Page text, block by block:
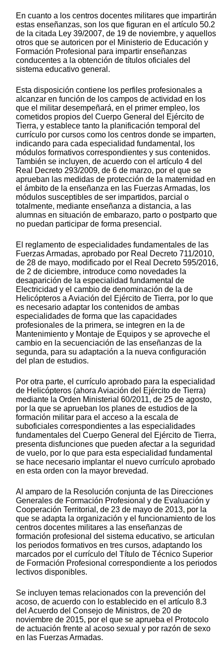
En cuanto a los centros docentes militares que impartirán
estas enseñanzas, son los que figuran en el artículo 50.2
de la citada Ley 39/2007, de 19 de noviembre, y aquellos
otros que se autoricen por el Ministerio de Educación y
Formación Profesional para impartir enseñanzas
conducentes a la obtención de títulos oficiales del
sistema educativo general.
Esta disposición contiene los perfiles profesionales a
alcanzar en función de los campos de actividad en los
que el militar desempeñará, en el primer empleo, los
cometidos propios del Cuerpo General del Ejército de
Tierra, y establece tanto la planificación temporal del
currículo por cursos como los centros donde se imparten,
indicando para cada especialidad fundamental, los
módulos formativos correspondientes y sus contenidos.
También se incluyen, de acuerdo con el artículo 4 del
Real Decreto 293/2009, de 6 de marzo, por el que se
aprueban las medidas de protección de la maternidad en
el ámbito de la enseñanza en las Fuerzas Armadas, los
módulos susceptibles de ser impartidos, parcial o
totalmente, mediante enseñanza a distancia, a las
alumnas en situación de embarazo, parto o postparto que
no puedan participar de forma presencial.
El reglamento de especialidades fundamentales de las
Fuerzas Armadas, aprobado por Real Decreto 711/2010,
de 28 de mayo, modificado por el Real Decreto 595/2016,
de 2 de diciembre, introduce como novedades la
desaparición de la especialidad fundamental de
Electricidad y el cambio de denominación de la de
Helicópteros a Aviación del Ejército de Tierra, por lo que
es necesario adaptar los contenidos de ambas
especialidades de forma que las capacidades
profesionales de la primera, se integren en la de
Mantenimiento y Montaje de Equipos y se aproveche el
cambio en la secuenciación de las enseñanzas de la
segunda, para su adaptación a la nueva configuración
del plan de estudios.
Por otra parte, el currículo aprobado para la especialidad
de Helicópteros (ahora Aviación del Ejército de Tierra)
mediante la Orden Ministerial 60/2011, de 25 de agosto,
por la que se aprueban los planes de estudios de la
formación militar para el acceso a la escala de
suboficiales correspondientes a las especialidades
fundamentales del Cuerpo General del Ejército de Tierra,
presenta disfunciones que pueden afectar a la seguridad
de vuelo, por lo que para esta especialidad fundamental
se hace necesario implantar el nuevo currículo aprobado
en esta orden con la mayor brevedad.
Al amparo de la Resolución conjunta de las Direcciones
Generales de Formación Profesional y de Evaluación y
Cooperación Territorial, de 23 de mayo de 2013, por la
que se adapta la organización y el funcionamiento de los
centros docentes militares a las enseñanzas de
formación profesional del sistema educativo, se articulan
los periodos formativos en tres cursos, adaptando los
marcados por el currículo del Título de Técnico Superior
de Formación Profesional correspondiente a los periodos
lectivos disponibles.
Se incluyen temas relacionados con la prevención del
acoso, de acuerdo con lo establecido en el artículo 8.3
del Acuerdo del Consejo de Ministros, de 20 de
noviembre de 2015, por el que se aprueba el Protocolo
de actuación frente al acoso sexual y por razón de sexo
en las Fuerzas Armadas.